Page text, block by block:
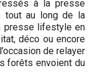
à la presse
tout au long de la
presse lifestyle en
déco ou encore
de relayer
forêts envoient du